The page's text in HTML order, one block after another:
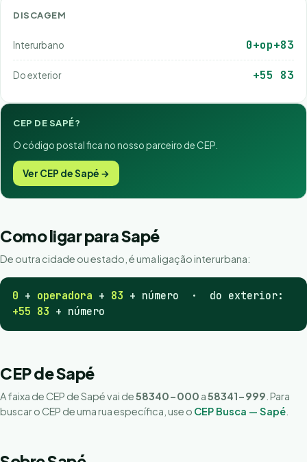
DISCAGEM
Interurbano 0+op+83
Do exterior +55 83
CEP DE SAPÉ?
O código postal fica no nosso parceiro de CEP.
Ver CEP de Sapé →
Como ligar para Sapé
De outra cidade ou estado, é uma ligação interurbana:
0 + operadora + 83 + número · do exterior:
+55 83 + número
CEP de Sapé
A faixa de CEP de Sapé vai de58340-000 a58341-999 . Para
buscar o CEP de uma rua específica, use o CEP Busca — Sapé